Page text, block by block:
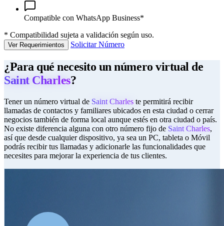
Compatible con WhatsApp Business*
* Compatibilidad sujeta a validación según uso.
Ver Requerimientos Solicitar Número
¿Para qué necesito un número virtual de
Saint Charles?
Tener un número virtual de Saint Charles te permitirá recibir
llamadas de contactos y familiares ubicados en esta ciudad o cerrar
negocios también de forma local aunque estés en otra ciudad o país.
No existe diferencia alguna con otro número fijo de Saint Charles,
así que desde cualquier dispositivo, ya sea un PC, tableta o Móvil
podrás recibir tus llamadas y adicionarle las funcionalidades que
necesites para mejorar la experiencia de tus clientes.